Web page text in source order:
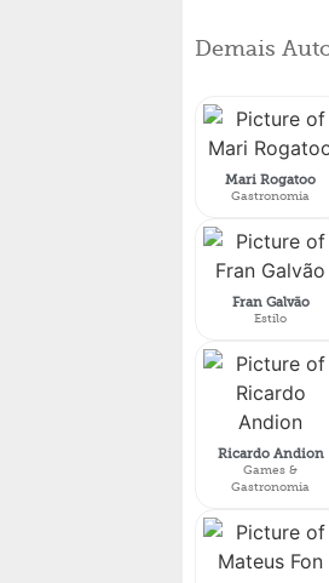
Demais
Mari Rogatoo
Gastronomia
Fran Galvão
Estilo
Ricardo Andion
Games &
Gastronomia